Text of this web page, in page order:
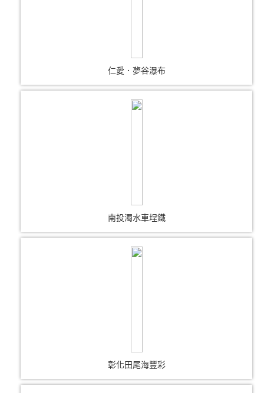
仁愛．夢谷瀑布
南投濁水車埕鐵
彰化田尾海豐彩